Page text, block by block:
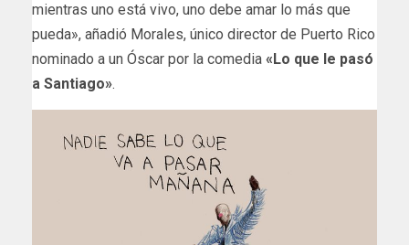
mientras uno está vivo, uno debe amar lo más que
pueda», añadió Morales, único director de Puerto Rico
nominado a un Óscar por la comedia «Lo que le pasó
a Santiago».